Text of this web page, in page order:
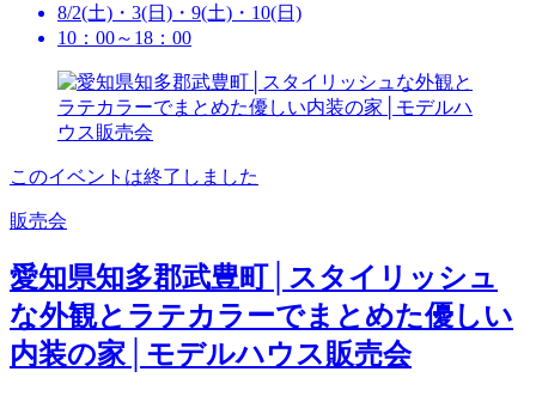
8/2(土)・3(日)・9(土)・10(日)
10：00～18：00
このイベントは終了しました
販売会
愛知県知多郡武豊町│スタイリッシュ
な外観とラテカラーでまとめた優しい
内装の家│モデルハウス販売会